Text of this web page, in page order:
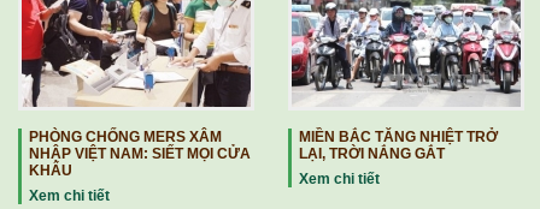
PHÒNG CHỐNG MERS XÂM
NHẬP VIỆT NAM: SIẾT MỌI CỬA
KHẨU
Xem chi tiết
MIỀN BẮC TĂNG NHIỆT TRỞ
LẠI, TRỜI NẮNG GẮT
Xem chi tiết